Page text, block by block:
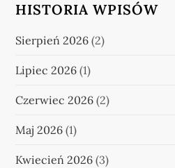
HISTORIA WPISÓW
Sierpień 2026 (2)
Lipiec 2026 (1)
Czerwiec 2026 (2)
Maj 2026 (1)
Kwiecień 2026 (3)